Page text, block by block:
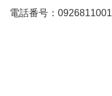
電話番号：0926811001